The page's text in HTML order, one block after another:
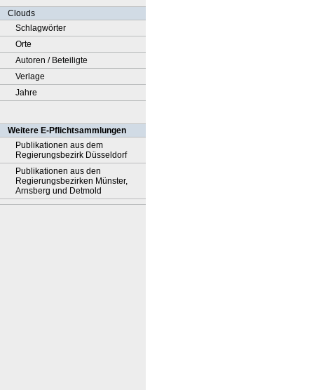
Clouds
Schlagwörter
Orte
Autoren / Beteiligte
Verlage
Jahre
Weitere E-Pflichtsammlungen
Publikationen aus dem
Regierungsbezirk Düsseldorf
Publikationen aus den
Regierungsbezirken Münster,
Arnsberg und Detmold